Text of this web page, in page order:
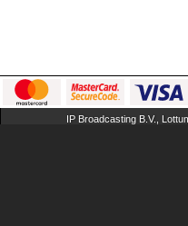
IP Broadcasting B.V.,